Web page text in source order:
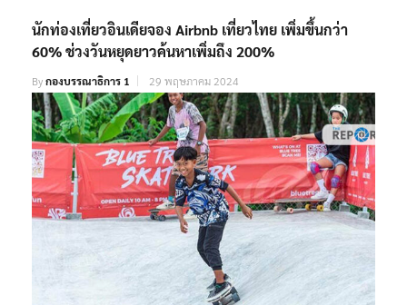
นักท่องเที่ยวอินเดียจอง Airbnb เที่ยวไทย เพิ่มขึ้นกว่า
60% ช่วงวันหยุดยาวค้นหาเพิ่มถึง 200%
Byกองบรรณาธิการ 1 29 พฤษภาคม 2024